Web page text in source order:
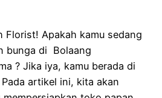
Florist! Apakah kamu sedang
bunga di Bolaang
? Jika iya, kamu berada di
artikel ini, kita akan